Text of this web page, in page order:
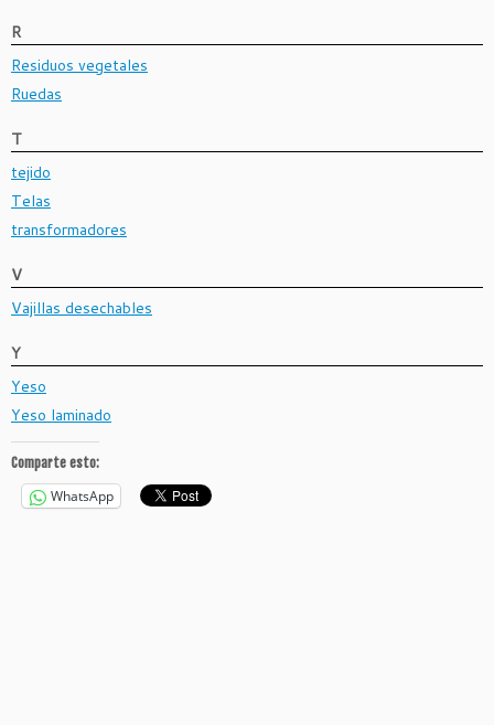
R
Residuos vegetales
Ruedas
T
tejido
Telas
transformadores
V
Vajillas desechables
Y
Yeso
Yeso laminado
Comparte esto:
WhatsApp